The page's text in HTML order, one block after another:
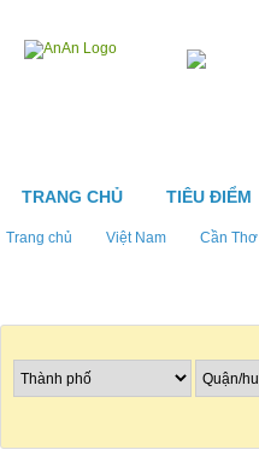
TRANG CHỦ TIÊU ĐIỂM
Trang chủ Việt Nam Cần Thơ